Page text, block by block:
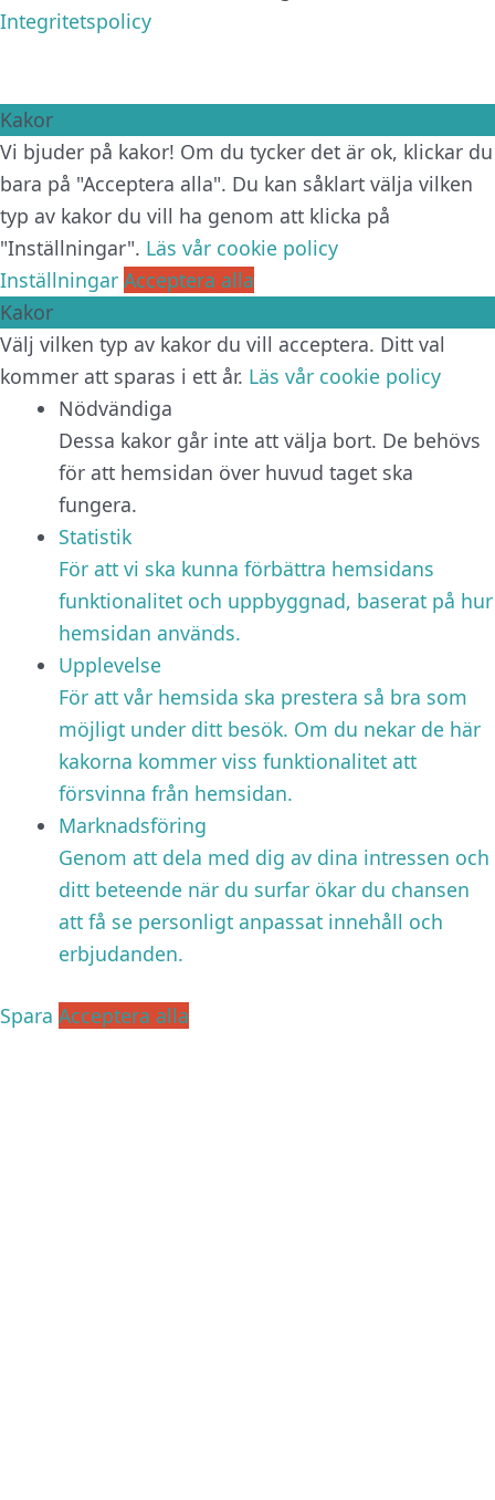
Integritetspolicy
Kakor
Vi bjuder på kakor! Om du tycker det är ok, klickar du
bara på "Acceptera alla". Du kan såklart välja vilken
typ av kakor du vill ha genom att klicka på
"Inställningar". Läs vår cookie policy
Inställningar Acceptera alla
Kakor
Välj vilken typ av kakor du vill acceptera. Ditt val
kommer att sparas i ett år. Läs vår cookie policy
Nödvändiga
Dessa kakor går inte att välja bort. De behövs
för att hemsidan över huvud taget ska
fungera.
Statistik
För att vi ska kunna förbättra hemsidans
funktionalitet och uppbyggnad, baserat på hur
hemsidan används.
Upplevelse
För att vår hemsida ska prestera så bra som
möjligt under ditt besök. Om du nekar de här
kakorna kommer viss funktionalitet att
försvinna från hemsidan.
Marknadsföring
Genom att dela med dig av dina intressen och
ditt beteende när du surfar ökar du chansen
att få se personligt anpassat innehåll och
erbjudanden.
Spara Acceptera alla